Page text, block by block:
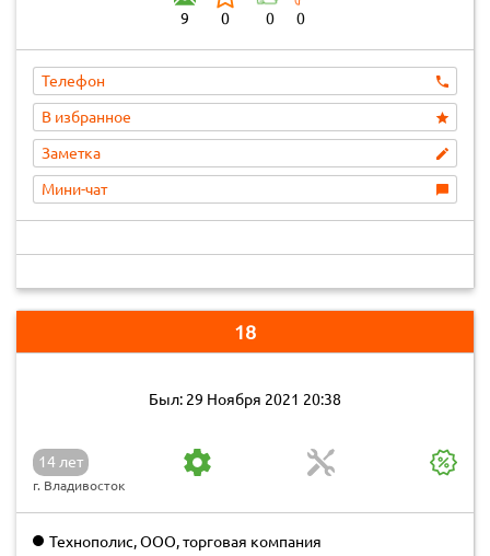
9 0 0 0
Телефон
В избранное
Заметка
Мини-чат
18
Был: 29 Ноября 2021 20:38
14 лет
г. Владивосток
Технополис, ООО, торговая компания